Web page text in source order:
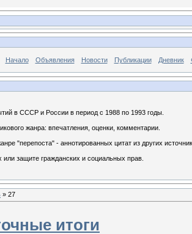
Начало Объявления Новости Публикации Дневник
в СССР и России в период с 1988 по 1993 годы.
жанра: впечатления, оценки, комментарии.
"перепоста" - аннотированных цитат из других
защите гражданских и социальных прав.
» 27
итоги